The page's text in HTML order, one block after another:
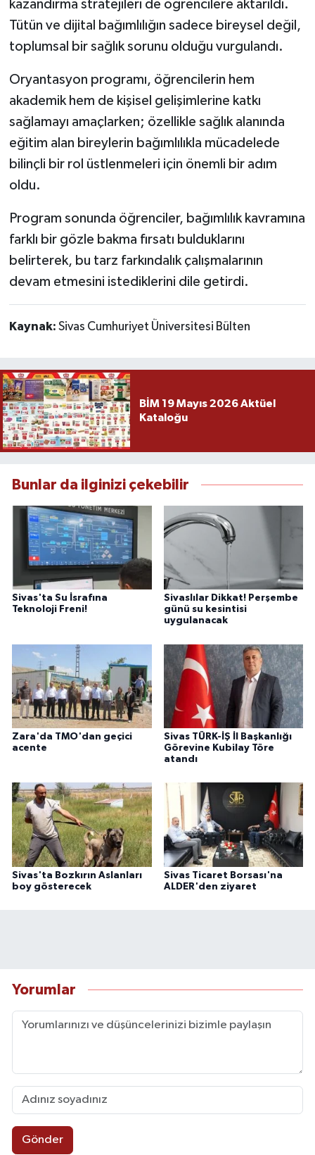
kazandırma stratejileri de öğrencilere aktarıldı.
Tütün ve dijital bağımlılığın sadece bireysel değil,
toplumsal bir sağlık sorunu olduğu vurgulandı.
Oryantasyon programı, öğrencilerin hem
akademik hem de kişisel gelişimlerine katkı
sağlamayı amaçlarken; özellikle sağlık alanında
eğitim alan bireylerin bağımlılıkla mücadelede
bilinçli bir rol üstlenmeleri için önemli bir adım
oldu.
Program sonunda öğrenciler, bağımlılık kavramına
farklı bir gözle bakma fırsatı bulduklarını
belirterek, bu tarz farkındalık çalışmalarının
devam etmesini istediklerini dile getirdi.
Kaynak: Sivas Cumhuriyet Üniversitesi Bülten
BİM 19 Mayıs 2026 Aktüel
Kataloğu
Bunlar da ilginizi çekebilir
Sivas'ta Su İsrafına
Teknoloji Freni!
Sivaslılar Dikkat! Perşembe
günü su kesintisi
uygulanacak
Zara'da TMO'dan geçici
acente
Sivas TÜRK-İŞ İl Başkanlığı
Görevine Kubilay Töre
atandı
Sivas'ta Bozkırın Aslanları
boy gösterecek
Sivas Ticaret Borsası'na
ALDER'den ziyaret
Yorumlar
Gönder